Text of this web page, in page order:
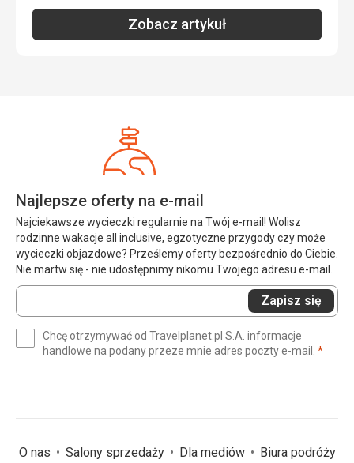
Zakwaterowanie
Zakwaterowanie doskonałe, bardzo stylowe. Kompleks
wypożyczenia sprzętu do nurkowania, skutera, pojazdu.
Ośrodek organizuje również wycieczki poznawcze po
Ta recenzja została automatycznie przetłumaczona za
pomocą Google Translate
Zobacz artykuł
Najlepsze oferty na e-mail
Najciekawsze wycieczki regularnie na Twój e-mail! Wolisz
rodzinne wakacje all inclusive, egzotyczne przygody czy może
wycieczki objazdowe? Prześlemy oferty bezpośrednio do Ciebie.
Nie martw się - nie udostępnimy nikomu Twojego adresu e-mail.
Wprowadź
swój
(wymagane)
Zapisz się
Chcę otrzymywać od Travelplanet.pl S.A. informacje
handlowe na podany przeze mnie adres poczty e-mail. *
O nas Salony sprzedaży Dla mediów
Biura podróży